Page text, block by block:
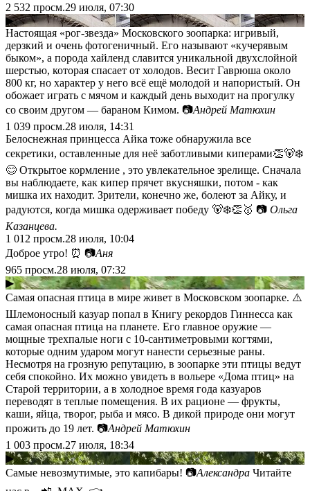
2 532 просм.29 июля, 07:30
▶
Настоящая «рог-звезда» Московского зоопарка: игривый,
дерзкий и очень фотогеничный. Его называют «кучерявым
быком», а порода хайленд славится уникальной двухслойной
шерстью, которая спасает от холодов. Весит Гаврюша около
800 кг, но характер у него всё ещё молодой и напористый. Он
обожает играть с мячом и каждый день выходит на прогулку
со своим другом — бараном Кимом. 📷Андрей Матюхин
1 039 просм.28 июля, 14:31
Белоснежная принцесса Айка тоже обнаружила все
секретики, оставленные для неё заботливыми киперами👏🐻‍❄️
😊 Открытое кормление , это увлекательное зрелище. Сначала
вы наблюдаете, как кипер прячет вкусняшки, потом - как
мишка их находит. Зрители, конечно же, болеют за Айку, и
радуются, когда мишка одерживает победу 🐻‍❄️👏🥇 📷 Ольга
Казанцева.
1 012 просм.28 июля, 10:04
Доброе утро! ⏰ 📷Аня
965 просм.28 июля, 07:32
▶
Самая опасная птица в мире живет в Московском зоопарке. ⚠️
Шлемоносный казуар попал в Книгу рекордов Гиннесса как
самая опасная птица на планете. Его главное оружие —
мощные трехпалые ноги с 10-сантиметровыми когтями,
которые одним ударом могут нанести серьезные раны.
Несмотря на грозную репутацию, в зоопарке эти птицы ведут
себя спокойно. Их можно увидеть в вольере «Дома птиц» на
Старой территории, а в холодное время года казуаров
переводят в теплые помещения. В их рационе — фрукты,
каши, яйца, творог, рыба и мясо. В дикой природе они могут
прожить до 19 лет. 📷Андрей Матюхин
1 003 просм.27 июля, 18:34
▶
Самые невозмутимые, это капибары! 📷Александра Читайте